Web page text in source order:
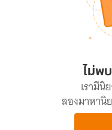
ไม่พ
เรามีนิ
ลองมาหานิ